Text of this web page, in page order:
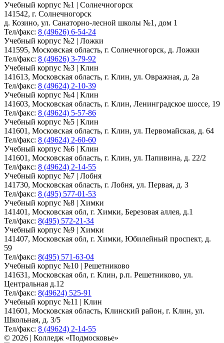
Учебный корпус №1 | Солнечногорск
141542, г. Солнечногорск
д. Козино, ул. Санаторно-лесной школы №1, дом 1
Тел/факс: 8 (49626) 6-54-24
Учебный корпус №2 | Ложки
141595, Московская область, г. Солнечногорск, д. Ложки
Тел/факс: 8 (49626) 3-79-92
Учебный корпус №3 | Клин
141613, Московская область, г. Клин, ул. Овражная, д. 2а
Тел/факс: 8 (49624) 2-10-39
Учебный корпус №4 | Клин
141603, Московская область, г. Клин, Ленинградское шоссе, 19
Тел/факс: 8 (49624) 5-57-86
Учебный корпус №5 | Клин
141601, Московская область, г. Клин, ул. Первомайская, д. 64
Тел/факс: 8 (49624) 2-60-60
Учебный корпус №6 | Клин
141601, Московская область, г. Клин, ул. Папивина, д. 22/2
Тел/факс: 8 (49624) 2-14-55
Учебный корпус №7 | Лобня
141730, Московская область, г. Лобня, ул. Первая, д. 3
Тел/факс: 8 (495) 577-01-53
Учебный корпус №8 | Химки
141401, Московская обл, г. Химки, Березовая аллея, д.1
Тел/факс: 8(495) 572-21-34
Учебный корпус №9 | Химки
141407, Московская обл, г. Химки, Юбилейный проспект, д.
59
Тел/факс: 8(495) 571-63-04
Учебный корпус №10 | Решетниково
141631, Московская обл, г. Клин, р.п. Решетниково, ул.
Центральная д.12
Тел/факс: 8(49624) 525-91
Учебный корпус №11 | Клин
141601, Московская область, Клинский район, г. Клин, ул.
Школьная, д. 3/5
Тел/факс: 8 (49624) 2-14-55
© 2026 | Колледж «Подмосковье»